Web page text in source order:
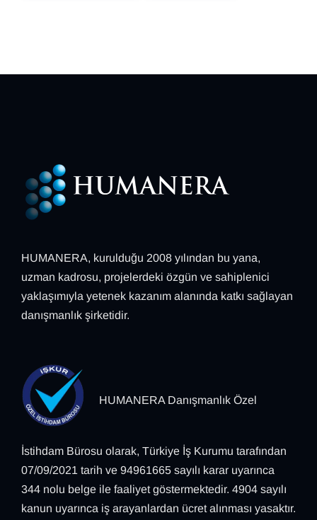
HUMANERA, kurulduğu 2008 yılından bu yana,
uzman kadrosu, projelerdeki özgün ve sahiplenici
yaklaşımıyla yetenek kazanım alanında katkı sağlayan
danışmanlık şirketidir.
HUMANERA Danışmanlık Özel
İstihdam Bürosu olarak, Türkiye İş Kurumu tarafından
07/09/2021 tarih ve 94961665 sayılı karar uyarınca
344 nolu belge ile faaliyet göstermektedir. 4904 sayılı
kanun uyarınca iş arayanlardan ücret alınması yasaktır.